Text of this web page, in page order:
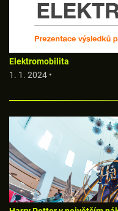
Elektromobilita
1. 1. 2024 •